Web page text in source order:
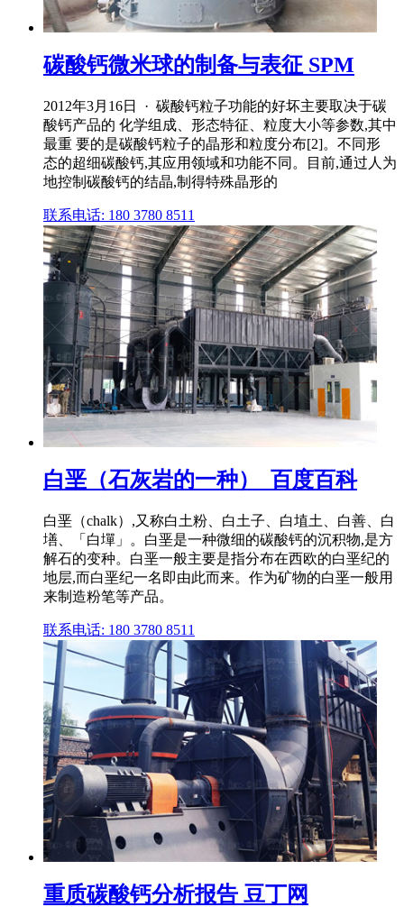
碳酸钙微米球的制备与表征 SPM
2012年3月16日 · 碳酸钙粒子功能的好坏主要取决于碳
酸钙产品的 化学组成、形态特征、粒度大小等参数,其中
最重 要的是碳酸钙粒子的晶形和粒度分布[2]。不同形
态的超细碳酸钙,其应用领域和功能不同。目前,通过人为
地控制碳酸钙的结晶,制得特殊晶形的
联系电话: 180 3780 8511
白垩（石灰岩的一种）_百度百科
白垩（chalk）,又称白土粉、白土子、白埴土、白善、白
墡、「白墠」。白垩是一种微细的碳酸钙的沉积物,是方
解石的变种。白垩一般主要是指分布在西欧的白垩纪的
地层,而白垩纪一名即由此而来。作为矿物的白垩一般用
来制造粉笔等产品。
联系电话: 180 3780 8511
重质碳酸钙分析报告 豆丁网